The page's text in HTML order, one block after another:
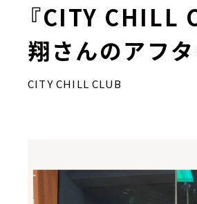
『CITY CHILL
翔さんのアフ
CITY CHILL CLUB